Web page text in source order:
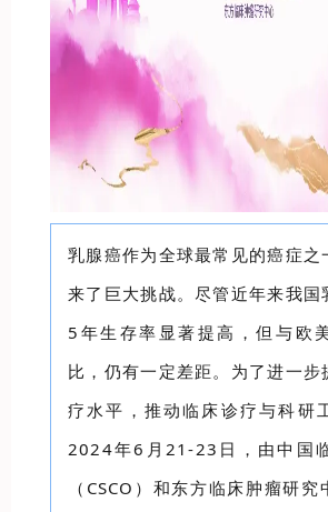
乳腺癌作为全球最常见的癌症之
来了巨大挑战。尽管近年来我国
5年生存率显著提高，但与欧
比，仍有一定差距。为了进一步
疗水平，推动临床诊疗与科研
2024年6月21-23日，由中国
（CSCO）和东方临床肿瘤研